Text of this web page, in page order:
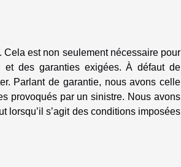
est non seulement nécessaire pour
et des garanties exigées. À défaut de
Parlant de garantie, nous avons celle
provoqués par un sinistre. Nous avons
lorsqu’il s’agit des conditions imposées